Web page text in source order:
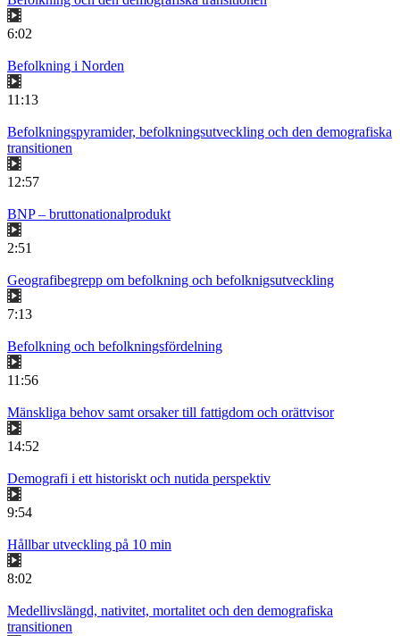
6:02
Befolkning i Norden
11:13
Befolkningspyramider, befolkningsutveckling och den demografiska
transitionen
12:57
BNP – bruttonationalprodukt
2:51
Geografibegrepp om befolkning och befolknigsutveckling
7:13
Befolkning och befolkningsfördelning
11:56
Mänskliga behov samt orsaker till fattigdom och orättvisor
14:52
Demografi i ett historiskt och nutida perspektiv
9:54
Hållbar utveckling på 10 min
8:02
Medellivslängd, nativitet, mortalitet och den demografiska
transitionen